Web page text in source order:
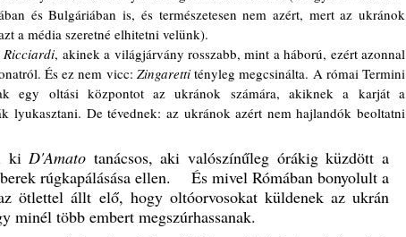
és Bulgáriában is, és természetesen nem azért, mert az ukránok
a média szeretné elhitetni velünk).
Ricciardi, akinek a világjárvány rosszabb, mint a háború, ezért azonnal
És ez nem vicc: Zingaretti tényleg megcsinálta. A római Termini
egy oltási központot az ukránok számára, akiknek a karját a
lyukasztani. De tévednek: az ukránok azért nem hajlandók beoltatni
ki D'Amato tanácsos, aki valószínűleg órákig küzdött a
ellen.	És mivel Rómában bonyolult a
ötlettel állt elő, hogy oltóorvosokat küldenek az ukrán
minél több embert megszúrhassanak.